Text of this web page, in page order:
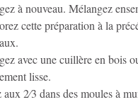
à nouveau. Mélangez
cette préparation à la
avec une cuillère en bois
lisse.
aux 2⁄3 dans des moules à